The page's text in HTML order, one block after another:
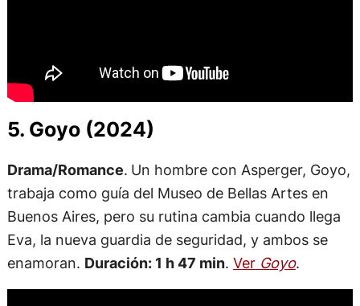
5. Goyo (2024)
Drama/Romance. Un hombre con Asperger, Goyo,
trabaja como guía del Museo de Bellas Artes en
Buenos Aires, pero su rutina cambia cuando llega
Eva, la nueva guardia de seguridad, y ambos se
enamoran. Duración: 1 h 47 min. VerGoyo.